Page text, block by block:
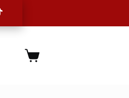
Carro